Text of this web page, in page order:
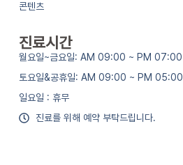
콘텐츠
진료시간
월요일~금요일: AM 09:00 ~ PM 07:00
토요일&공휴일: AM 09:00 ~ PM 05:00
일요일 : 휴무
진료를 위해 예약 부탁드립니다.